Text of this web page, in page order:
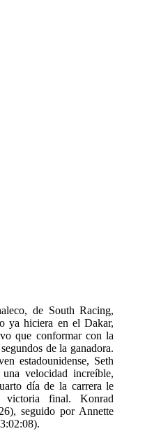
de South Racing,
ya hiciera en el Dakar,
que conformar con la
de la ganadora.
estadounidense, Seth
velocidad increíble,
día de la carrera le
victoria final. Konrad
seguido por Annette